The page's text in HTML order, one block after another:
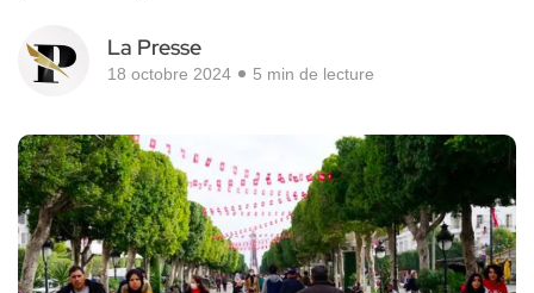
La Presse
18 octobre 2024 5 min de lecture